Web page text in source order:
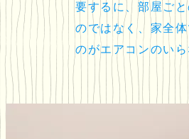
要するに、部屋ご
のではなく、家全
のがエアコンのい